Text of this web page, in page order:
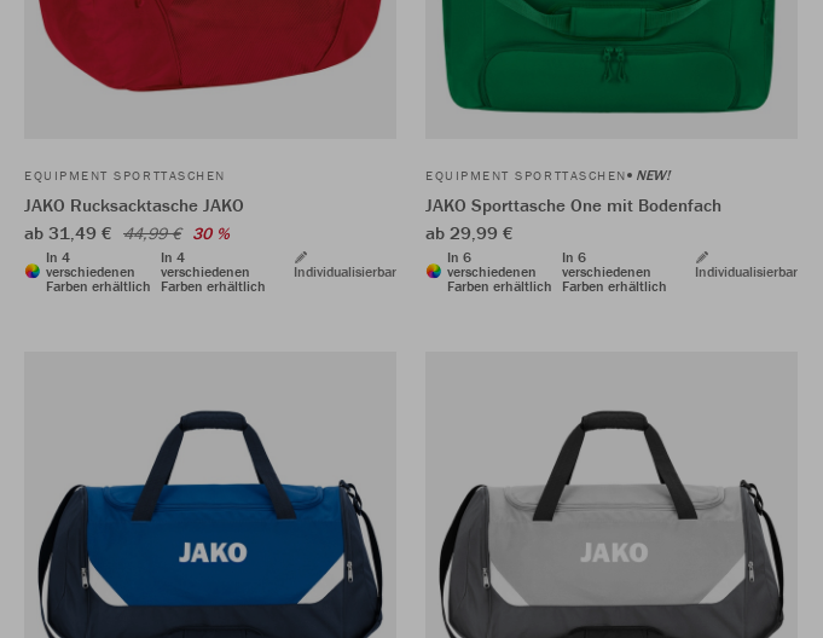
EQUIPMENT SPORTTASCHEN
JAKO Rucksacktasche JAKO
ab 31,49 € 44,99 € 30 %
In 4
verschiedenen
Farben erhältlich
In 4
verschiedenen
Farben erhältlich
Individualisierbar
EQUIPMENT SPORTTASCHEN NEW!
JAKO Sporttasche One mit Bodenfach
ab 29,99 €
In 6
verschiedenen
Farben erhältlich
In 6
verschiedenen
Farben erhältlich
Individualisierbar